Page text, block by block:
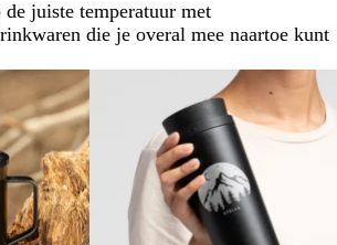
juiste temperatuur met
die je overal mee naartoe kunt